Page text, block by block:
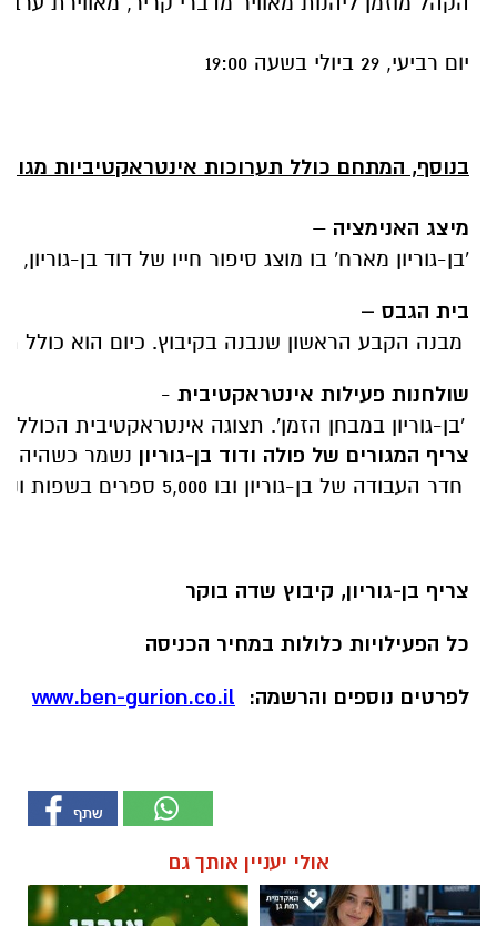
יום רביעי, 29 ביולי בשעה
בנוסף, המתחם כולל תערוכות אינטראקטיביות
מיצג האנימציה –
'בן-גוריון מארח' בו מוצג סיפור חייו של דוד בן-גוריון,
בית הגבס –
מבנה הקבע הראשון שנבנה בקיבוץ. כיום הוא כולל
שולחנות פעילות אינטראקטיבית -
'בן-גוריון במבחן הזמן'. תצוגה אינטראקטיבית הכוללת
צריף המגורים של פולה ודוד בן-גוריון נשמר כשהיה
חדר העבודה של בן-גוריון ובו ספרים בשפות
צריף בן-גוריון, קיבוץ שדה בוקר
כל הפעילויות כלולות במחיר הכניסה
לפרטים נוספים והרשמה:
www.ben-gurion.co.il
אולי יעניין אותך גם